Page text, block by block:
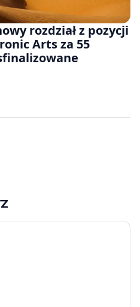
rozdział z pozycji
Arts za 55